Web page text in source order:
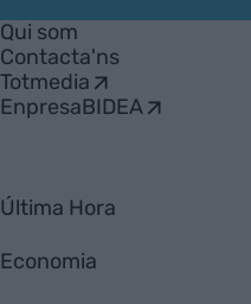
Empresa
Qui som
Contacta'ns
Totmedia
EnpresaBIDEA
Última Hora
Economia